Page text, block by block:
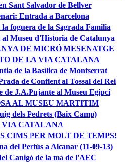
Sant Salvador de Bellver
Entrada a Barcelona
foguera de la Sagrada Familia
Museu d'Historia de Catalunya
DE MICRÓ MESENATGE
DE LA VIA CATALANA
de la Basílica de Montserrat
de Conflent al Tossal del Rei
de J.A.Pujante al Museu Egipci
AL MUSEU MARTITIM
dels Pedrets (Baix Camp)
VIA CATALANA
CIMS PER MOLT DE TEMPS!
del Pertús a Alcanar (11-09-13)
Canigó de la mà de l'AEC